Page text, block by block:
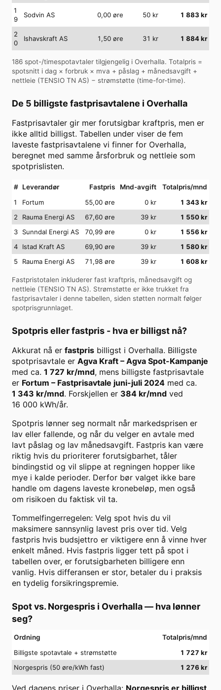
1
9
Sodvin AS 0,00 øre 50 kr 1 883 kr
2
0
Ishavskraft AS 1,50 øre 31 kr 1 884kr
186 spot-/timespotavtaler tilgjengelig i Overhalla. Totalpris =
spotsnitt i dag × forbruk × mva + påslag + månedsavgift +
nettleie (TENSIO TN AS) − strømstøtte (time-for-time).
De 5 billigste fastprisavtalene i Overhalla
Fastprisavtaler gir mer forutsigbar kraftpris, men er
ikke alltid billigst. Tabellen under viser de fem
laveste fastprisavtalene vi finner for Overhalla,
beregnet med samme årsforbruk og nettleie som
spotprislisten.
# Leverandør Fastpris Mnd-avgift
Totalpris/mnd
1
Fortum 55,00 øre 0 kr 1 343 kr
2
Rauma Energi AS 67,60 øre 39 kr 1 550kr
3
Sunndal Energi AS 70,99 øre 0 kr 1 556 kr
4
Istad Kraft AS 69,90 øre 39 kr 1 580kr
5
Rauma Energi AS 71,98 øre 39 kr 1 608 kr
Fastpristotalen inkluderer fast kraftpris, månedsavgift og
nettleie (TENSIO TN AS). Strømstøtte er ikke trukket fra
fastprisavtaler i denne tabellen, siden støtten normalt følger
spotprisgrunnlaget.
Spotpris eller fastpris - hva er billigst nå?
Akkurat nå er fastpris billigst i Overhalla. Billigste
spotprisavtale er Agva Kraft – Agva Spot-Kampanje
med ca. 1 727 kr/mnd, mens billigste fastprisavtale
er Fortum – Fastprisavtale juni-juli 2024 med ca.
1 343 kr/mnd. Forskjellen er 384 kr/mnd ved
16 000 kWh/år.
Spotpris lønner seg normalt når markedsprisen er
lav eller fallende, og når du velger en avtale med
lavt påslag og lav månedsavgift. Fastpris kan være
riktig hvis du prioriterer forutsigbarhet, tåler
bindingstid og vil slippe at regningen hopper like
mye i kalde perioder. Derfor bør valget ikke bare
handle om dagens laveste kronebeløp, men også
om risikoen du faktisk vil ta.
Tommelfingerregelen: Velg spot hvis du vil
maksimere sannsynlig lavest pris over tid. Velg
fastpris hvis budsjettro er viktigere enn å vinne hver
enkelt måned. Hvis fastpris ligger tett på spot i
tabellen over, er forutsigbarheten billigere enn
vanlig. Hvis differansen er stor, betaler du i praksis
en tydelig forsikringspremie.
Spot vs. Norgespris i Overhalla— hva lønner
seg?
Ordning
Totalpris/mnd
Billigste spotavtale + strømstøtte
1 727 kr
Norgespris (50 øre/kWh fast)
1 276 kr